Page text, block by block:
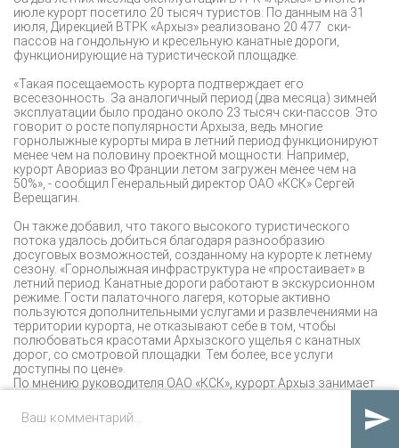
июле курорт посетило 20 тысяч туристов. По данным на 31
июля, Дирекцией ВТРК «Архыз» реализовано 20 477 ски-
пассов на гондольную и кресельную канатные дороги,
функционирующие на туристической площадке.
«Такая посещаемость курорта подтверждает его
всесезонность. За аналогичный период (два месяца) зимней
эксплуатации было продано около 23 тысяч ски-пассов. Это
говорит о росте популярности Архыза, ведь многие
горнолыжные курорты мира в летний период функционируют
менее чем на половину проектной мощности. Например,
курорт Авориаз во Франции летом загружен менее чем на
50%», - сообщил Генеральный директор ОАО «КСК» Сергей
Верещагин.
Он также добавил, что такого высокого туристического
потока удалось добиться благодаря разнообразию
досуговых возможностей, созданному на курорте к летнему
сезону. «Горнолыжная инфраструктура не «простаивает» в
летний период. Канатные дороги работают в экскурсионном
режиме. Гости палаточного лагеря, которые активно
пользуются дополнительными услугами и развлечениями на
территории курорта, не отказывают себе в том, чтобы
полюбоваться красотами Архызского ущелья с канатных
дорог, со смотровой площадки. Тем более, все услуги
доступны по цене».
По мнению руководителя ОАО «КСК», курорт Архыз занимает
зимой, приезжают вновь в летний период. Они рекомендуют
Архыз друзьям. Все это мы видим из мониторинга, который